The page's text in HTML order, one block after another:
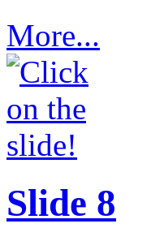
More...
Slide 8